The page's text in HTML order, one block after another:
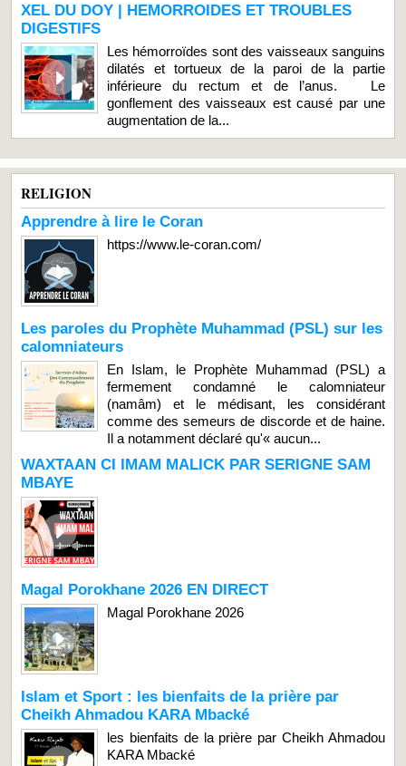
XEL DU DOY | HEMORROIDES ET TROUBLES
DIGESTIFS
Les hémorroïdes sont des vaisseaux sanguins
dilatés et tortueux de la paroi de la partie
inférieure du rectum et de l’anus. Le
gonflement des vaisseaux est causé par une
augmentation de la...
RELIGION
Apprendre à lire le Coran
https://www.le-coran.com/
Les paroles du Prophète Muhammad (PSL) sur les
calomniateurs
En Islam, le Prophète Muhammad (PSL) a
fermement condamné le calomniateur
(namâm) et le médisant, les considérant
comme des semeurs de discorde et de haine.
Il a notamment déclaré qu'« aucun...
WAXTAAN CI IMAM MALICK PAR SERIGNE SAM
MBAYE
Magal Porokhane 2026 EN DIRECT
Magal Porokhane 2026
Islam et Sport : les bienfaits de la prière par
Cheikh Ahmadou KARA Mbacké
les bienfaits de la prière par Cheikh Ahmadou
KARA Mbacké